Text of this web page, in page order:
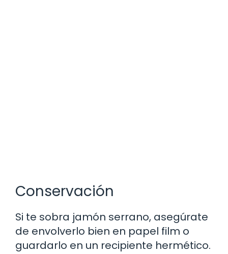
Conservación
Si te sobra jamón serrano, asegúrate
de envolverlo bien en papel film o
guardarlo en un recipiente hermético.